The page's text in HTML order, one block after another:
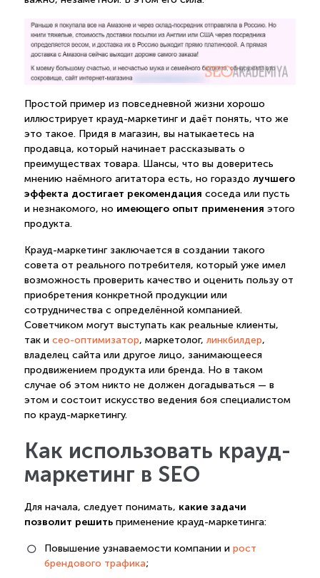
Простой пример из повседневной жизни хорошо
иллюстрирует крауд-маркетинг и даёт понять, что же
это такое. Придя в магазин, вы натыкаетесь на
продавца, который начинает рассказывать о
преимуществах товара. Шансы, что вы доверитесь
мнению наёмного агитатора есть, но гораздо лучшего
эффекта достигает рекомендация соседа или пусть
и незнакомого, но имеющего опыт применения этого
продукта.
Крауд-маркетинг заключается в создании такого
совета от реального потребителя, который уже имел
возможность проверить качество и оценить пользу от
приобретения конкретной продукции или
сотрудничества с определённой компанией.
Советчиком могут выступать как реальные клиенты,
так и сео-оптимизатор, маркетолог, линкбилдер,
владелец сайта или другое лицо, занимающееся
продвижением продукта или бренда. Но в таком
случае об этом никто не должен догадываться — в
этом и состоит искусство ведения боя специалистом
по крауд-маркетингу.
Как использовать крауд-
маркетинг в SEO
Для начала, следует понимать, какие задачи
позволит решитьприменение крауд-маркетинга:
Повышение узнаваемости компании и рост
брендового трафика;